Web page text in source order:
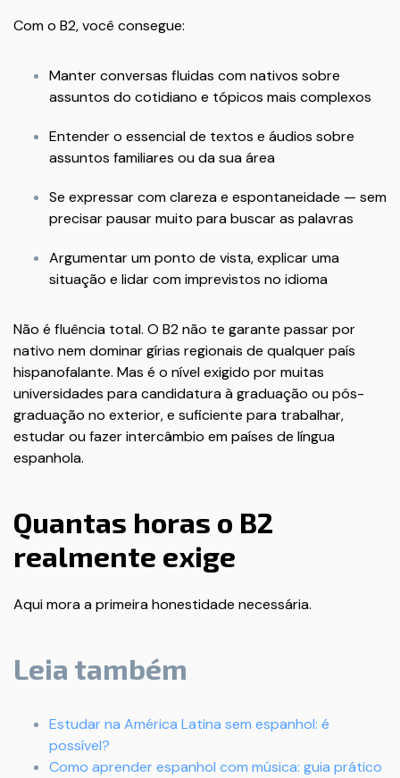
Com o B2, você consegue:
Manter conversas fluidas com nativos sobre
assuntos do cotidiano e tópicos mais complexos
Entender o essencial de textos e áudios sobre
assuntos familiares ou da sua área
Se expressar com clareza e espontaneidade — sem
precisar pausar muito para buscar as palavras
Argumentar um ponto de vista, explicar uma
situação e lidar com imprevistos no idioma
Não é fluência total. O B2 não te garante passar por
nativo nem dominar gírias regionais de qualquer país
hispanofalante. Mas é o nível exigido por muitas
universidades para candidatura à graduação ou pós-
graduação no exterior, e suficiente para trabalhar,
estudar ou fazer intercâmbio em países de língua
espanhola.
Quantas horas o B2
realmente exige
Aqui mora a primeira honestidade necessária.
Leia também
Estudar na América Latina sem espanhol: é
possível?
Como aprender espanhol com música: guia prático